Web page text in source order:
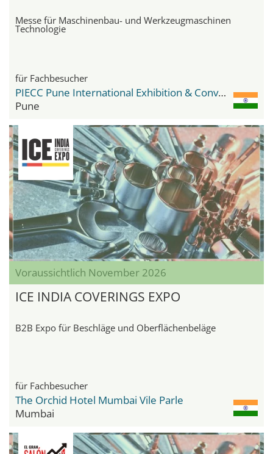
Messe für Maschinenbau- und Werkzeugmaschinen
Technologie
für Fachbesucher
PIECC Pune International Exhibition & Convention Centre
Pune
Voraussichtlich November 2026
ICE INDIA COVERINGS EXPO
B2B Expo für Beschläge und Oberflächenbeläge
für Fachbesucher
The Orchid Hotel Mumbai Vile Parle
Mumbai